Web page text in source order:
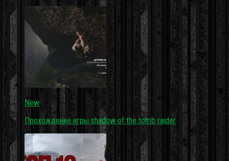
New
Прохождение игры shadow of the tomb raider